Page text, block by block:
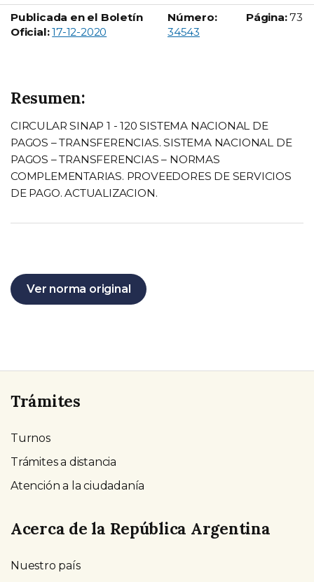
Publicada en el Boletín
Oficial: 17-12-2020
Número:
Boletín Oficial número:
34543
Página: 73
Resumen:
CIRCULAR SINAP 1 - 120 SISTEMA NACIONAL DE
PAGOS – TRANSFERENCIAS. SISTEMA NACIONAL DE
PAGOS – TRANSFERENCIAS – NORMAS
COMPLEMENTARIAS. PROVEEDORES DE SERVICIOS
DE PAGO. ACTUALIZACION.
Ver norma original
Trámites
Turnos
Trámites a distancia
Atención a la ciudadanía
Acerca de la República Argentina
Nuestro país